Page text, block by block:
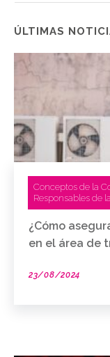
ÚLTIMAS
Conceptos de la
Responsables de
¿Cómo
en el área de
23/08/2024